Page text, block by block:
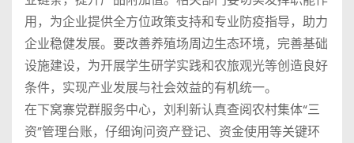
用，为企业提供全方位政策支持和专业防疫指导，助力
企业稳健发展。要改善养殖场周边生态环境，完善基础
设施建设，为开展学生研学实践和农旅观光等创造良好
条件，实现产业发展与社会效益的有机统一。
在下窝寨党群服务中心，刘利新认真查阅农村集体“三
资”管理台账，仔细询问资产登记、资金使用等关键环